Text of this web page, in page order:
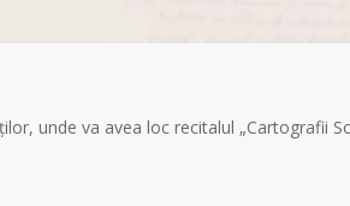
unde va avea loc recitalul „Cartografii